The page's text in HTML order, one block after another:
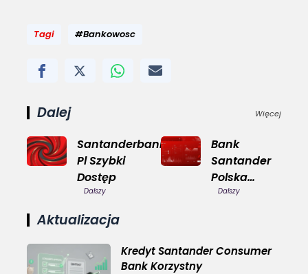
Tagi #Bankowosc
Dalej Więcej
Santanderbank
Pl Szybki
Dostęp
Dalszy
Bank
Santander
Polska
Lokalny
Dalszy
Aktualizacja
Kredyt Santander Consumer
Bank Korzystny